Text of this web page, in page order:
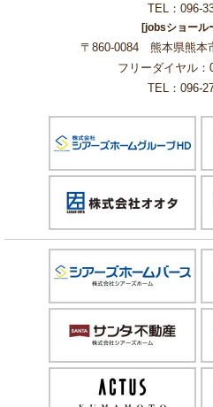
TEL：096-
[jobsショール
〒860-0084 熊本県熊本
フリーダイヤル：
TEL：096-